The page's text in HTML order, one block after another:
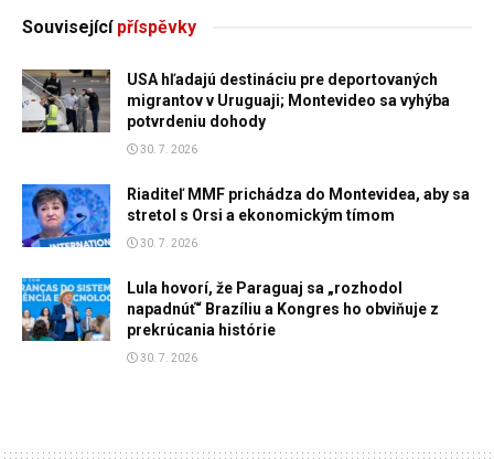
Souvisejícípříspěvky
USA hľadajú destináciu pre deportovaných
migrantov v Uruguaji; Montevideo sa vyhýba
potvrdeniu dohody
30. 7. 2026
Riaditeľ MMF prichádza do Montevidea, aby sa
stretol s Orsi a ekonomickým tímom
30. 7. 2026
Lula hovorí, že Paraguaj sa „rozhodol
napadnúť“ Brazíliu a Kongres ho obviňuje z
prekrúcania histórie
30. 7. 2026